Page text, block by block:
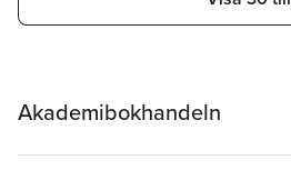
Akademibokhandeln